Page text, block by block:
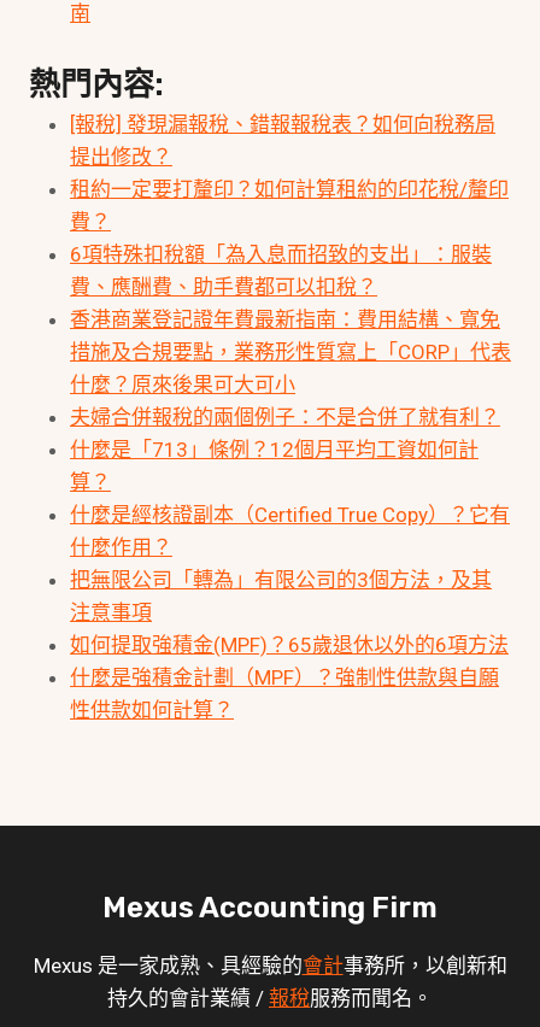
南
熱門內容:
[報稅] 發現漏報稅、錯報報稅表？如何向稅務局
提出修改？
租約一定要打釐印？如何計算租約的印花稅/釐印
費？
6項特殊扣稅額「為入息而招致的支出」：服裝
費、應酬費、助手費都可以扣稅？
香港商業登記證年費最新指南：費用結構、寬免
措施及合規要點，業務形性質寫上「CORP」代表
什麼？原來後果可大可小
夫婦合併報稅的兩個例子：不是合併了就有利？
什麼是「713」條例？12個月平均工資如何計
算？
什麼是經核證副本（Certified True Copy）？它有
什麼作用？
把無限公司「轉為」有限公司的3個方法，及其
注意事項
如何提取強積金(MPF)？65歲退休以外的6項方法
什麼是強積金計劃（MPF）？強制性供款與自願
性供款如何計算？
Mexus Accounting Firm
Mexus 是一家成熟、具經驗的會計事務所，以創新和
持久的會計業績 / 報稅服務而聞名。